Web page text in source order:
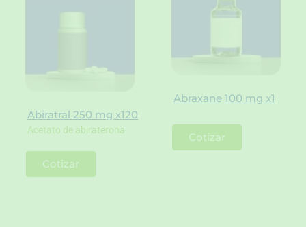
Abiratral 250 mg x120
Acetato de abiraterona
Cotizar
Abraxane 100 mg x1
Cotizar